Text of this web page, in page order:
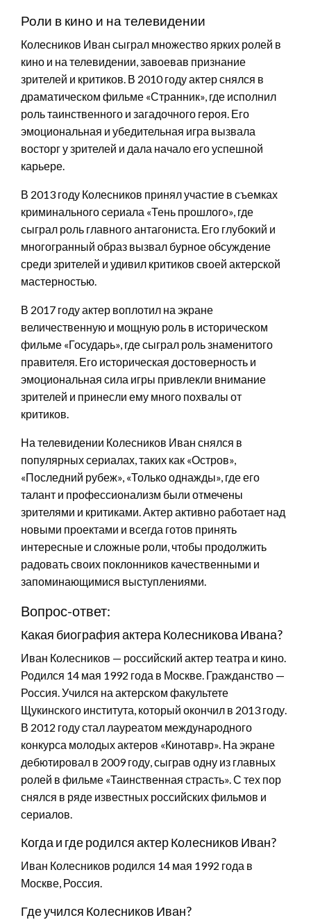
Роли в кино и на телевидении
Колесников Иван сыграл множество ярких ролей в
кино и на телевидении, завоевав признание
зрителей и критиков. В 2010 году актер снялся в
драматическом фильме «Странник», где исполнил
роль таинственного и загадочного героя. Его
эмоциональная и убедительная игра вызвала
восторг у зрителей и дала начало его успешной
карьере.
В 2013 году Колесников принял участие в съемках
криминального сериала «Тень прошлого», где
сыграл роль главного антагониста. Его глубокий и
многогранный образ вызвал бурное обсуждение
среди зрителей и удивил критиков своей актерской
мастерностью.
В 2017 году актер воплотил на экране
величественную и мощную роль в историческом
фильме «Государь», где сыграл роль знаменитого
правителя. Его историческая достоверность и
эмоциональная сила игры привлекли внимание
зрителей и принесли ему много похвалы от
критиков.
На телевидении Колесников Иван снялся в
популярных сериалах, таких как «Остров»,
«Последний рубеж», «Только однажды», где его
талант и профессионализм были отмечены
зрителями и критиками. Актер активно работает над
новыми проектами и всегда готов принять
интересные и сложные роли, чтобы продолжить
радовать своих поклонников качественными и
запоминающимися выступлениями.
Вопрос-ответ:
Какая биография актера Колесникова Ивана?
Иван Колесников — российский актер театра и кино.
Родился 14 мая 1992 года в Москве. Гражданство —
Россия. Учился на актерском факультете
Щукинского института, который окончил в 2013 году.
В 2012 году стал лауреатом международного
конкурса молодых актеров «Кинотавр». На экране
дебютировал в 2009 году, сыграв одну из главных
ролей в фильме «Таинственная страсть». С тех пор
снялся в ряде известных российских фильмов и
сериалов.
Когда и где родился актер Колесников Иван?
Иван Колесников родился 14 мая 1992 года в
Москве, Россия.
Где учился Колесников Иван?